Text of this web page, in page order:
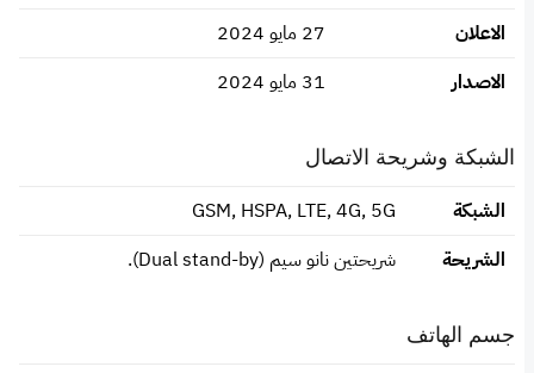
الاعلان
27 مايو 2024
الاصدار
31 مايو 2024
الشبكة وشريحة الاتصال
الشبكة
GSM, HSPA, LTE, 4G, 5G
الشريحة
شريحتين نانو سيم (Dual stand-by).
جسم الهاتف